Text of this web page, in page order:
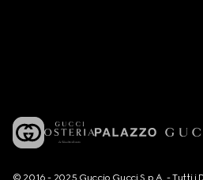
© 2016 - 2025 Guccio Gucci S.p.A. - Tutti i